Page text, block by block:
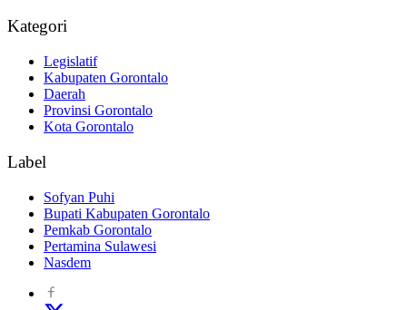
Kategori
Legislatif
Kabupaten Gorontalo
Daerah
Provinsi Gorontalo
Kota Gorontalo
Label
Sofyan Puhi
Bupati Kabupaten Gorontalo
Pemkab Gorontalo
Pertamina Sulawesi
Nasdem